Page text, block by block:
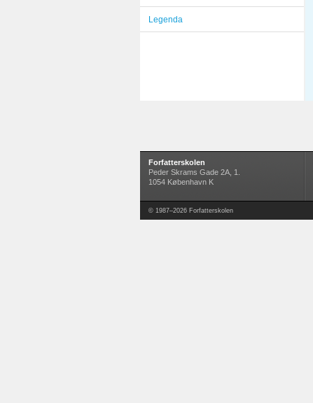
Legenda
Forfatterskolen
Peder Skrams Gade 2A, 1.
1054 København K
© 1987–2026 Forfatterskolen